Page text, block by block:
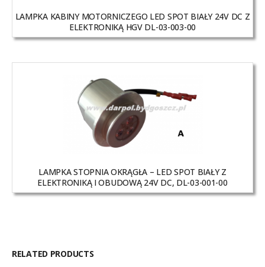
LAMPKA KABINY MOTORNICZEGO LED SPOT BIAŁY 24V DC Z
ELEKTRONIKĄ HGV DL-03-003-00
LAMPKA STOPNIA OKRĄGŁA – LED SPOT BIAŁY Z
ELEKTRONIKĄ I OBUDOWĄ 24V DC, DL-03-001-00
RELATED PRODUCTS